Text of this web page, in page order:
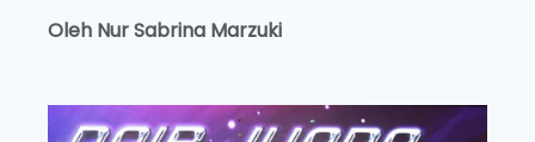
Oleh Nur Sabrina Marzuki